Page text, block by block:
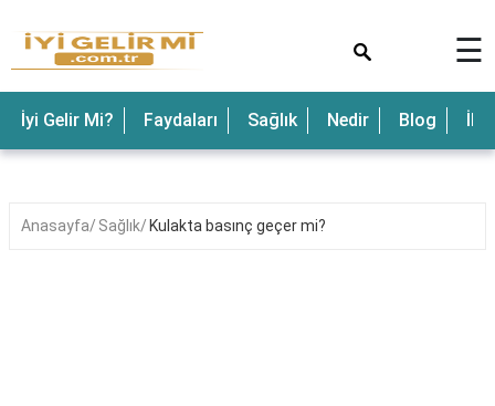
☰
İyi Gelir Mi? Faydaları Sağlık Nedir Blog
Anasayfa Sağlık Kulakta basınç geçer mi?